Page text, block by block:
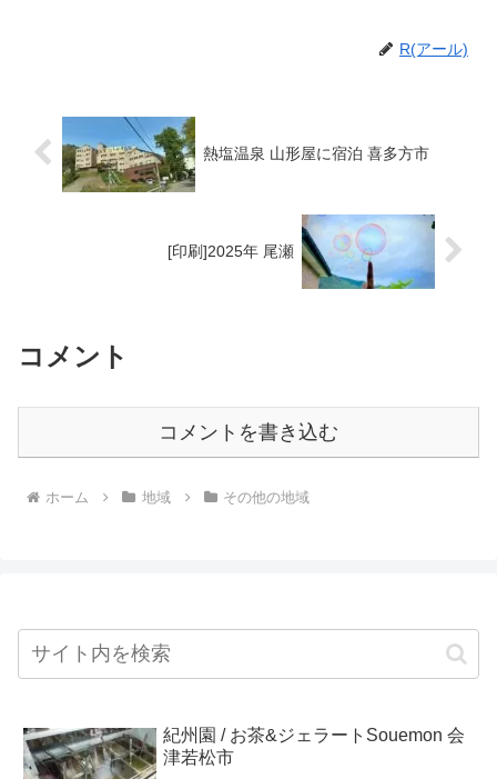
R(アール)
熱塩温泉 山形屋に宿泊 喜多方市
[印刷]2025年 尾瀬
コメント
コメントを書き込む
ホーム 地域 その他の地域
紀州園 / お茶&ジェラートSouemon 会
津若松市